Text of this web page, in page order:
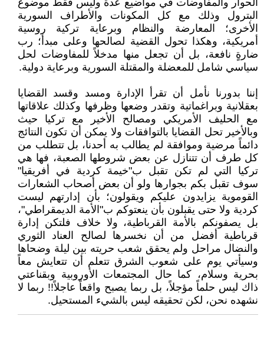
الحوار والمفاوضات في مواضيع عدة وليس فقط موضوع
البترول وذلك مع كل المكونات والأطراف السورية
الأخرى؛ المعارضة والنظام وبرعاية تركية روسية
أمريكية، وهكذا تحول القضية لصالحها وعلى مبدأ؛ رب
ضارةٍ نافعة، بل أن تجعل منها مدخلاً للمفاوضات لحل
سياسي شامل للمعضلة والمقتلة السورية وبرعاية دولية.
إننا بدورنا نأمل أن تقرأ الإدارة ومسد وقسد القضايا
بعقلانية وبراغماتية وتقدر وضعها وظرفها وكذلك علاقاتها
مع الحليف الأمريكي ومصالح الأخير مع تركيا حيث
وبالأخير تحل القضايا بالتوافقات ولا يمكن أن تكون النتائج
دائماً مرضية وموافقة لم يطالب به أحدنا، بل تتطلب من
كل طرف أن تتنازل عن بعض شروطها الصعبة، فها هي
تركيا التي لم تكن تقبل ب"خيمة كردية في أفريقيا"
سوف تقبل بكم بجوارها ولو أن بعض أصحاب الشعارات
القوموية يزايدون عليكم ويقولون؛ بأن إدارتهم ليست
كردية ولا حتى يقبلون بأن ينعتوكم ب"الأمة الديمقراطي"،
بل يصفونكم بالأمة القرباطية، ولا خلاف فلتكن إدارة
قرباطية أفضل من أن نخسرها لصالح العناد الثوري
والنضال مراحل ولم يحقق شعب حريته بين ليلة وضحاها
وسيأتي يوم على شعوب الشرق تتعلم أن تتعايش معاً
بحرية وسلام، كما حال المجتمعات الأوروبية وبقناعتي
ذاك ليس حلماً مؤجلاً، بل ربما يصبح واقعاً عاجلاً!! ربما لا
نشهده نحن، لكن تحقيقه ليس بالشيء المستحيل.